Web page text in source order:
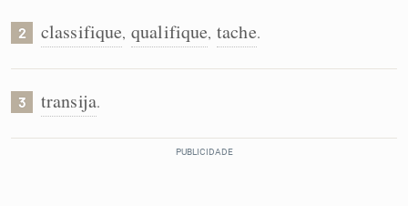
Conexões
2 classifique, qualifique, tache.
3 transija.